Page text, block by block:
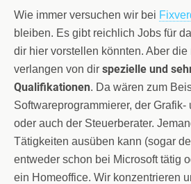
Wie immer versuchen wir bei
bleiben. Es gibt reichlich Jobs für
dir hier vorstellen könnten. Aber die
verlangen von dir spezielle und
Qualifikationen. Da wären zum
Softwareprogrammierer, der
oder auch der Steuerberater.
Tätigkeiten ausüben kann (sogar
entweder schon bei Microsoft tätig
ein Homeoffice. Wir konzentrieren